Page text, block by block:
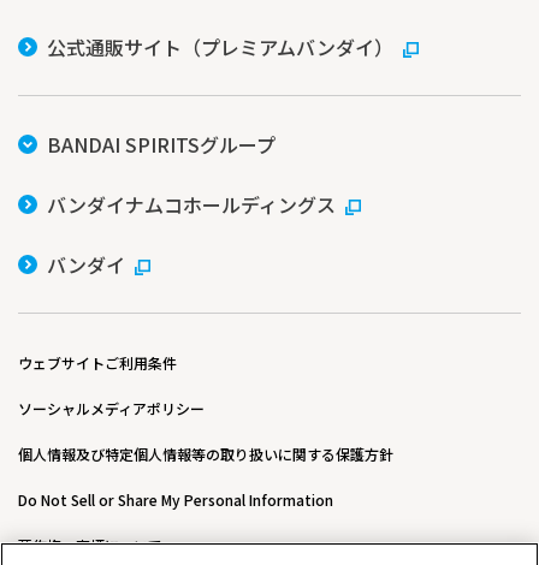
公式通販サイト（プレミアムバンダイ）
BANDAI SPIRITSグループ
バンダイナムコホールディングス
バンダイ
ウェブサイトご利用条件
ソーシャルメディアポリシー
個人情報及び特定個人情報等の取り扱いに関する保護方針
Do Not Sell or Share My Personal Information
著作権・商標について